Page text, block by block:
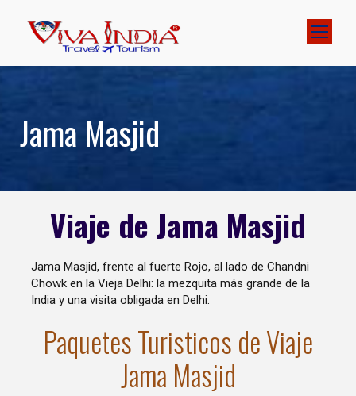
Jama Masjid
Viaje de Jama Masjid
Jama Masjid, frente al fuerte Rojo, al lado de Chandni
Chowk en la Vieja Delhi: la mezquita más grande de la
India y una visita obligada en Delhi.
Paquetes Turisticos de Viaje
Jama Masjid